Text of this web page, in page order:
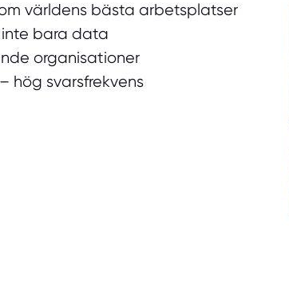
världens bästa arbetsplatser
bara data
organisationer
hög svarsfrekvens